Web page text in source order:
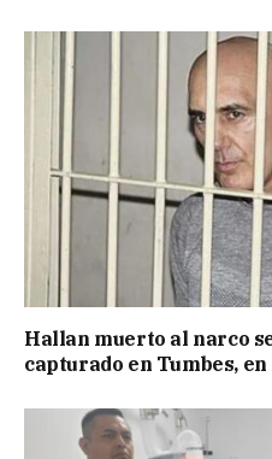
Hallan muerto al narco
capturado en Tumbes,